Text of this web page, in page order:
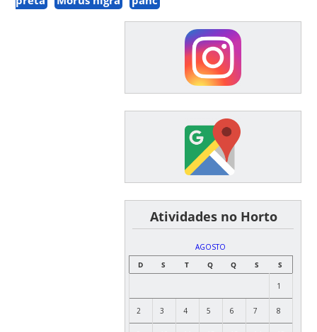
͏ ͏ ͏ ͏ ͏ ͏Atividades no Horto
AGOSTO
D
S T Q Q S S
1
2 3 4 5 6 7 8